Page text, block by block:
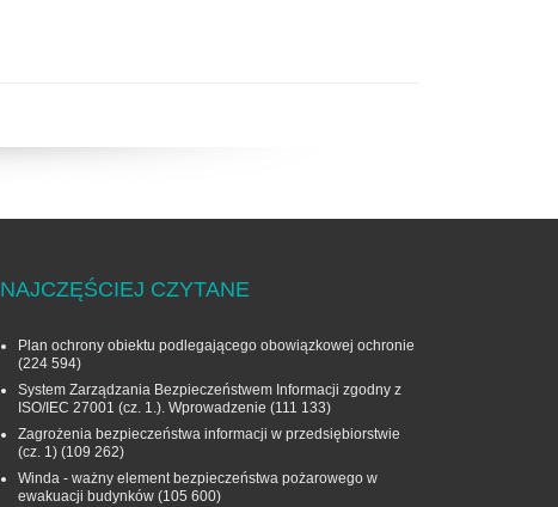
NAJCZĘŚCIEJ CZYTANE
Plan ochrony obiektu podlegającego obowiązkowej ochronie
(224 594)
System Zarządzania Bezpieczeństwem Informacji zgodny z
ISO/IEC 27001 (cz. 1.). Wprowadzenie (111 133)
Zagrożenia bezpieczeństwa informacji w przedsiębiorstwie
(cz. 1) (109 262)
Winda - ważny element bezpieczeństwa pożarowego w
ewakuacji budynków (105 600)